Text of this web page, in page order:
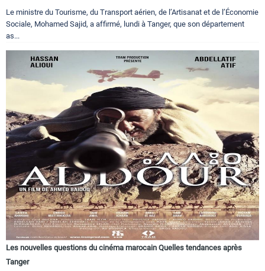
Le ministre du Tourisme, du Transport aérien, de l’Artisanat et de l’Économie
Sociale, Mohamed Sajid, a affirmé, lundi à Tanger, que son département
as...
Les nouvelles questions du cinéma marocain Quelles tendances après
Tanger